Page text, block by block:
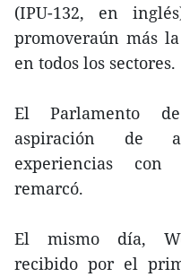
(IPU-132, en
promoveraún más
en todos los sectores.
El Parlamento
aspiración de
experiencias
remarcó.
El mismo día,
recibido por el